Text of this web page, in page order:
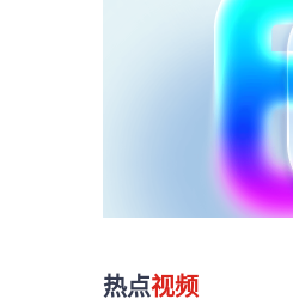
热点视频